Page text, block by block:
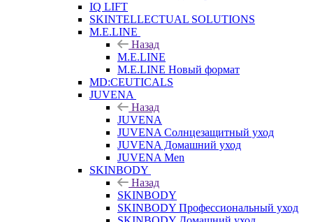
IQ LIFT
SKINTELLECTUAL SOLUTIONS
M.E.LINE
Назад
M.E.LINE
M.E.LINE Новый формат
MD:CEUTICALS
JUVENA
Назад
JUVENA
JUVENA Солнцезащитный уход
JUVENA Домашний уход
JUVENA Men
SKINBODY
Назад
SKINBODY
SKINBODY Профессиональный уход